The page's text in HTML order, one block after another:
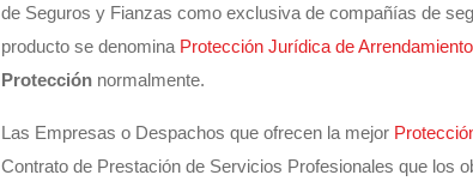
de Seguros y Fianzas como exclusiva de compañías de
producto se denomina Protección Jurídica de Arrendamiento
Protección normalmente.
Las Empresas o Despachos que ofrecen la mejor
Contrato de Prestación de Servicios Profesionales que los